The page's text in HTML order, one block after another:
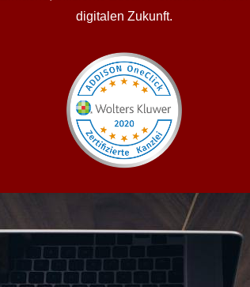
digitalen Zukunft.